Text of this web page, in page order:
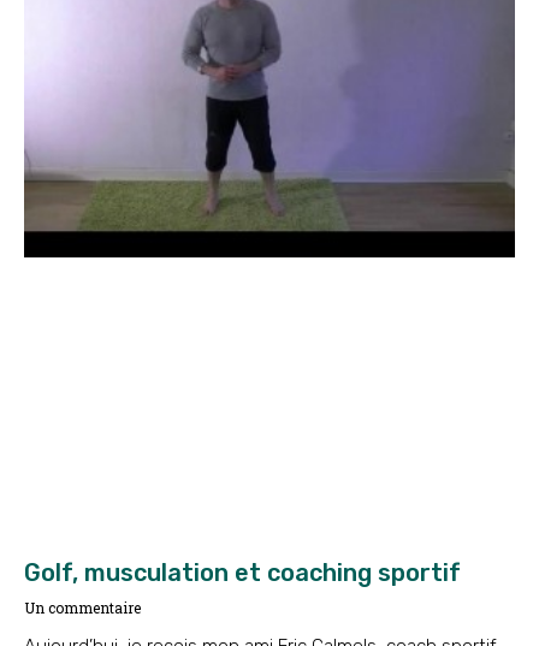
Golf, musculation et coaching sportif
Un commentaire